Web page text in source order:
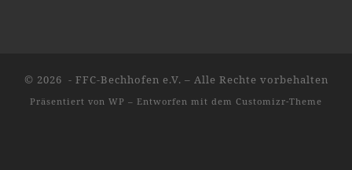
© 2026 - FFC-Bechhofen e.V. – Alle Rechte vorbehalten
Präsentiert von WP – Entworfen mit dem Customizr-Theme